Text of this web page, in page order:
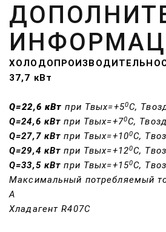
37,7 кВт
Q=22,6 кВт при Твых=+50С,
Q=24,6 кВт при Твых=+70С,
Q=27,7 кВт при Твых=+100С,
Q=29,4 кВт при Твых=+120С,
Q=33,5 кВт при Твых=+150С,
Максимальный потребляемый
A
Хладагент R407C